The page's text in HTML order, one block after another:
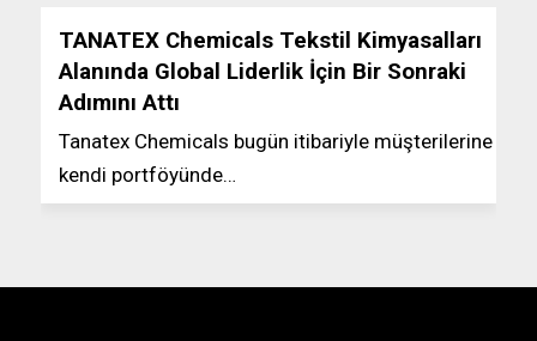
TANATEX Chemicals Tekstil Kimyasalları
Alanında Global Liderlik İçin Bir Sonraki
Adımını Attı
Tanatex Chemicals bugün itibariyle müşterilerine
kendi portföyünde…